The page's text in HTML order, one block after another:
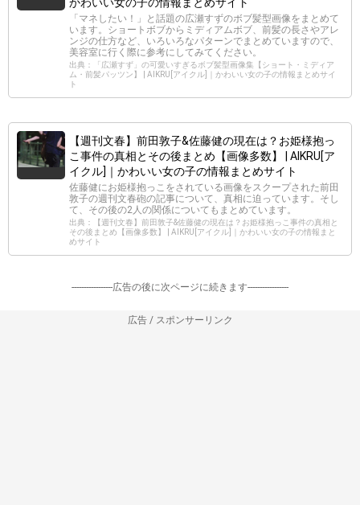
かわいい女の子の情報まとめサイト
「マネしたい！」と話題の広瀬すずのボブ髪型画像をまとめて
います。ショートボブからミディアムボブ、前髪の長さやアレ
ンジの仕方など、いろいろなパターンでまとめていますので、
美容室に行く際に参考にしてみてください。
出典：「広瀬すず」の可愛いすぎるボブ髪型画像集【ショート・ミディア
ム・前髪パッツン】 | AIKRU[アイクル]｜かわいい女の子の情報まとめサイ
ト
【週刊文春】前田敦子&佐藤健の現在は？お姫様抱っ
こ事件の真相とその後まとめ【画像多数】 | AIKRU[ア
イクル]｜かわいい女の子の情報まとめサイト
佐藤健にお姫様抱っこをされている画像をスクープされた前田
敦子の週刊文春砲の記事について、真相に迫っています。そし
て、その後の2人の関係についてもまとめています。
出典：【週刊文春】前田敦子&佐藤健の現在は？お姫様抱っこ事件の真相と
その後まとめ【画像多数】 | AIKRU[アイクル]｜かわいい女の子の情報まと
めサイト
-----------------広告の後に次ページに続きます-----------------
広告 / スポンサーリンク